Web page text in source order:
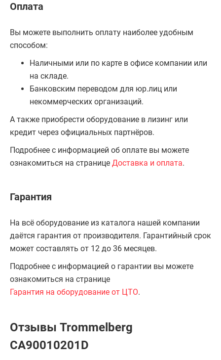
Оплата
Вы можете выполнить оплату наиболее удобным
способом:
Наличными или по карте в офисе компании или
на складе.
Банковским переводом для юр.лиц или
некоммерческих организаций.
А также приобрести оборудование в лизинг или
кредит через официальных партнёров.
Подробнее с информацией об оплате вы можете
ознакомиться на странице Доставка и оплата.
Гарантия
На всё оборудование из каталога нашей компании
даётся гарантия от производителя. Гарантийный срок
может составлять от 12 до 36 месяцев.
Подробнее с информацией о гарантии вы можете
ознакомиться на странице
Гарантия на оборудование от ЦТО.
Отзывы Trommelberg
CA90010201D